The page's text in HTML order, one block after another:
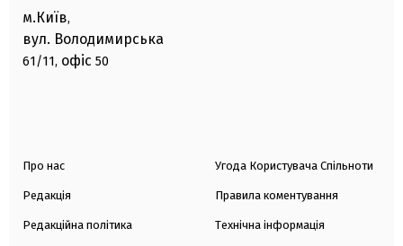
м.Київ,
вул. Володимирська
61/11, офіс 50
Про нас
Редакція
Редакційна політика
Угода Користувача Спільноти
Правила коментування
Технічна інформація